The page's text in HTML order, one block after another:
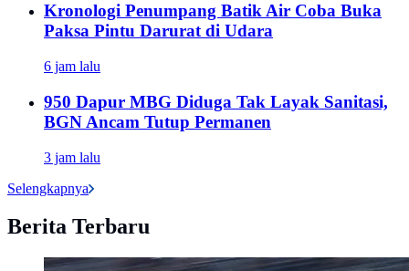
Kronologi Penumpang Batik Air Coba Buka
Paksa Pintu Darurat di Udara
6 jam lalu
950 Dapur MBG Diduga Tak Layak Sanitasi,
BGN Ancam Tutup Permanen
3 jam lalu
Selengkapnya
Berita Terbaru